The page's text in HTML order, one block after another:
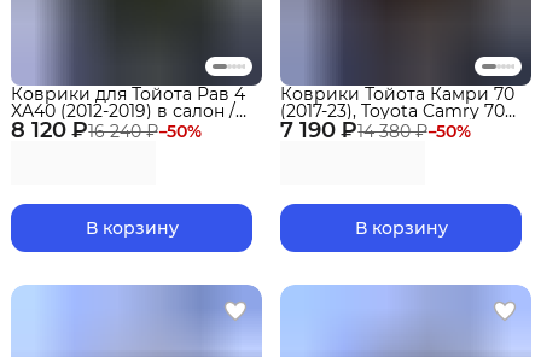
8 120 ₽16 240 ₽−50%
Коврики для Тойота Рав 4
XA40 (2012-2019) в салон /
Toyota RAV4 XA40 с
В корзину
7 190 ₽14 380 ₽−50%
Коврики Тойота Камри 70
(2017-23), Toyota Camry 70
(XV70) с бортиками, эва,
В корзину